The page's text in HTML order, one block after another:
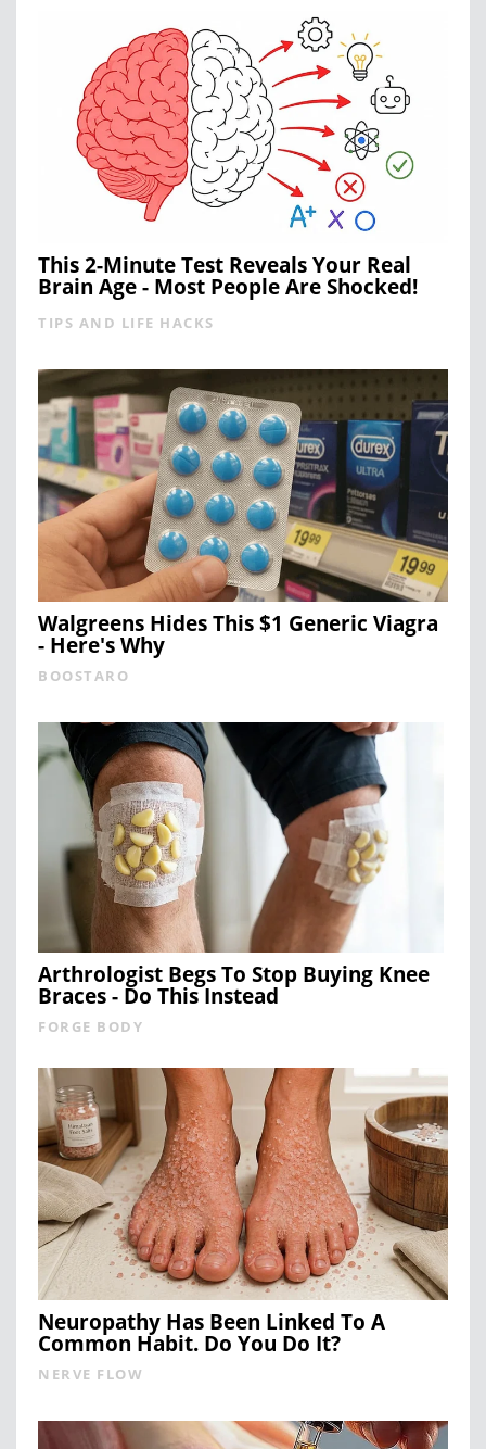
This 2-Minute Test Reveals Your Real
Brain Age - Most People Are Shocked!
TIPS AND LIFE HACKS
Walgreens Hides This $1 Generic Viagra
- Here's Why
BOOSTARO
Arthrologist Begs To Stop Buying Knee
Braces - Do This Instead
FORGE BODY
Neuropathy Has Been Linked To A
Common Habit. Do You Do It?
NERVE FLOW